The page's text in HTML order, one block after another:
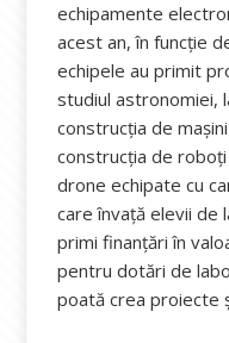
echipamente
acest an, în funcție
echipele au primit
studiul astronomiei,
construcția de
construcția de
drone echipate cu
care învață elevii de
primi finanțări în
pentru dotări de
poată crea proiecte